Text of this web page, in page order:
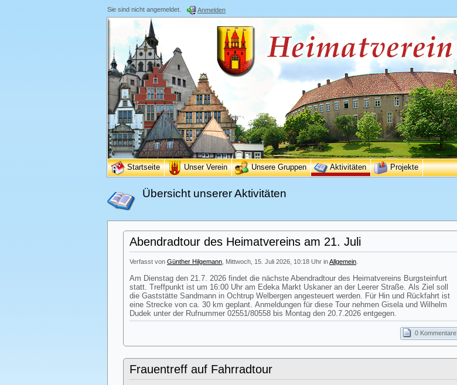
Sie sind nicht angemeldet. Anmelden
Startseite Unser Verein Unsere Gruppen Aktivitäten Projekte
Übersicht unserer Aktivitäten
Abendradtour des Heimatvereins am 21. Juli
Verfasst von Günther Hilgemann , Mittwoch, 15. Juli 2026, 10:18 Uhr inAllgemein
Am Dienstag den 21.7. 2026 findet die nächste Abendradtour des Heimatvereins Burgsteinfurt
statt. Treffpunkt ist um 16:00 Uhr am Edeka Markt Uskaner an der Leerer Straße. Als Ziel soll
die Gaststätte Sandmann in Ochtrup Welbergen angesteuert werden. Für Hin und Rückfahrt ist
eine Strecke von ca. 30 km geplant. Anmeldungen für diese Tour nehmen Gisela und Wilhelm
Dudek unter der Rufnummer 02551/80558 bis Montag den 20.7.2026 entgegen.
0 Kommentare
Frauentreff auf Fahrradtour